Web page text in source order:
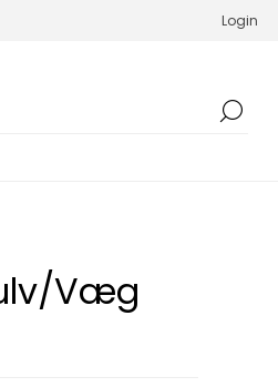
Login
Væg